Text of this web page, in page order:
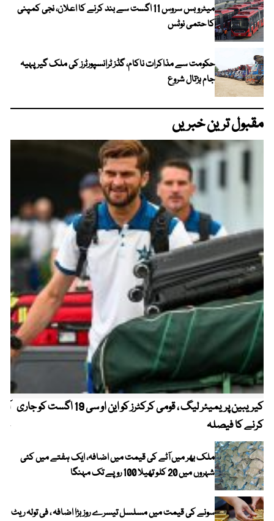
میٹرو بس سروس 11 اگست سے بند کرنے کا اعلان، نجی کمپنی
کا حتمی نوٹس
حکومت سے مذاکرات ناکام، گڈز ٹرانسپورٹرز کی ملک گیر پہیہ
جام ہڑتال شروع
مقبول ترین خبریں
کیریبین پریمیئر لیگ ، قومی کرکٹرز کو این او سی 19 اگست کو جاری
کرنے کا فیصلہ
ملک بھر میں آٹے کی قیمت میں اضافہ، ایک ہفتے میں کئی
شہروں میں 20 کلو تھیلا 100 روپے تک مہنگا
سونے کی قیمت میں مسلسل تیسرے روز بڑا اضافہ ، فی تولہ ریٹ